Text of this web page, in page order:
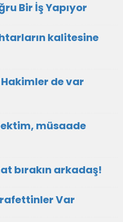
Bir İş Yapıyor
kalitesine
de var
müsaade
bırakın arkadaş!
Var